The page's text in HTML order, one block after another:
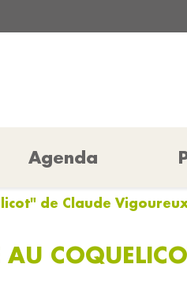
Agenda
de Claude